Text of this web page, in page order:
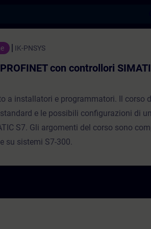
con controllori SIMATIC
IK-PNSYS
con controllori
a installatori e programmatori. Il corso
e le possibili configurazioni di
S7. Gli argomenti del corso sono
su sistemi S7-300.